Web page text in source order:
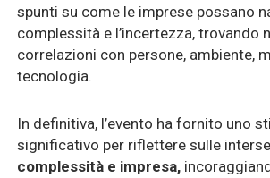
spunti su come le imprese possano
complessità e l’incertezza, trovando
correlazioni con persone, ambiente,
tecnologia.
In definitiva, l’evento ha fornito uno
significativo per riflettere sulle
complessità e impresa,